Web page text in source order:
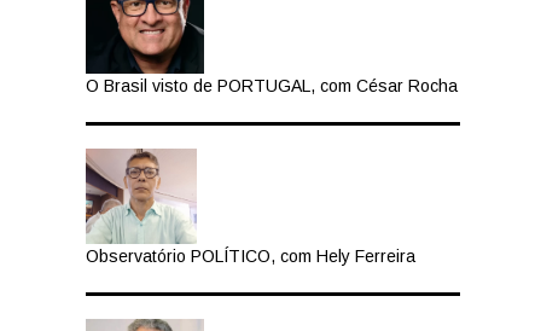
O Brasil visto de PORTUGAL, com César Rocha
Observatório POLÍTICO, com Hely Ferreira